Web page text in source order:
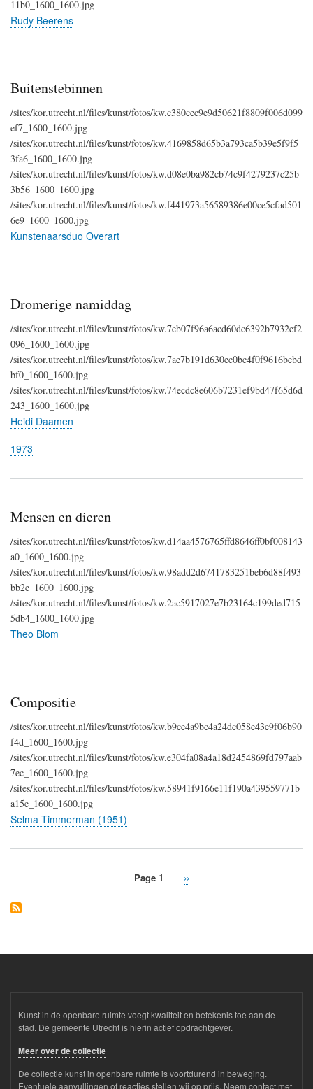
11b0_1600_1600.jpg
Rudy Beerens
Buitenstebinnen
/sites/kor.utrecht.nl/files/kunst/fotos/kw.c380cec9e9d50621f8809f006d099
ef7_1600_1600.jpg
/sites/kor.utrecht.nl/files/kunst/fotos/kw.4169858d65b3a793ca5b39e5f9f5
3fa6_1600_1600.jpg
/sites/kor.utrecht.nl/files/kunst/fotos/kw.d08e0ba982cb74c9f4279237c25b
3b56_1600_1600.jpg
/sites/kor.utrecht.nl/files/kunst/fotos/kw.f441973a56589386e00ce5cfad501
6e9_1600_1600.jpg
Kunstenaarsduo Overart
Dromerige namiddag
/sites/kor.utrecht.nl/files/kunst/fotos/kw.7eb07f96a6acd60dc6392b7932ef2
096_1600_1600.jpg
/sites/kor.utrecht.nl/files/kunst/fotos/kw.7ae7b191d630ec0bc4f0f9616bebd
bf0_1600_1600.jpg
/sites/kor.utrecht.nl/files/kunst/fotos/kw.74ecdc8e606b7231ef9bd47f65d6d
243_1600_1600.jpg
Heidi Daamen
1973
Mensen en dieren
/sites/kor.utrecht.nl/files/kunst/fotos/kw.d14aa4576765ffd8646ff0bf008143
a0_1600_1600.jpg
/sites/kor.utrecht.nl/files/kunst/fotos/kw.98add2d6741783251beb6d88f493
bb2e_1600_1600.jpg
/sites/kor.utrecht.nl/files/kunst/fotos/kw.2ac5917027e7b23164c199ded715
5db4_1600_1600.jpg
Theo Blom
Compositie
/sites/kor.utrecht.nl/files/kunst/fotos/kw.b9ce4a9bc4a24dc058e43e9f06b90
f4d_1600_1600.jpg
/sites/kor.utrecht.nl/files/kunst/fotos/kw.e304fa08a4a18d2454869fd797aab
7ec_1600_1600.jpg
/sites/kor.utrecht.nl/files/kunst/fotos/kw.58941f9166e11f190a439559771b
a15e_1600_1600.jpg
Selma Timmerman (1951)
Page 1
Next
››
Kunst in de openbare ruimte voegt kwaliteit en betekenis toe aan de
stad. De gemeente Utrecht is hierin actief opdrachtgever.
Meer over de collectie
De collectie kunst in openbare ruimte is voortdurend in beweging.
Eventuele aanvullingen of reacties stellen wij op prijs. Neem contact met